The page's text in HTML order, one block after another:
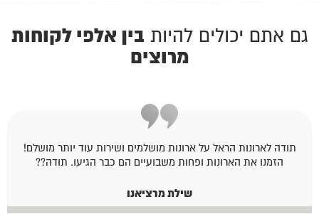
גם אתם יכולים להיות בין אלפי לקוחות
מרוצים
תודה לארונות הראל על ארונות מושלמים ושירות עוד יותר מושלם!
הזמנו את הארונות ופחות משבועיים הם כבר הגיעו. תודה??
שילת מרציאנו